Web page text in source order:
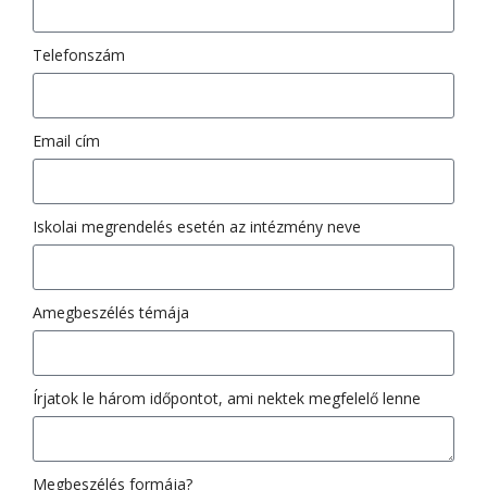
Telefonszám
Email cím
Iskolai megrendelés esetén az intézmény neve
Amegbeszélés témája
Írjatok le három időpontot, ami nektek megfelelő lenne
Megbeszélés formája?